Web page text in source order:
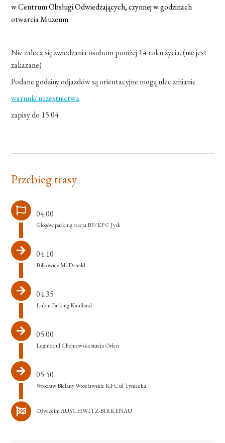
w Centrum Obsługi Odwiedzających, czynnej w godzinach
otwarcia Muzeum.
Nie zaleca się zwiedzania osobom poniżej 14 roku życia. (nie jest
zakazane)
Podane godziny odjazdów są orientacyjne mogą ulec zmianie
warunki uczestnictwa
zapisy do 15.04
Przebieg trasy
04:00
Głogów parking stacja BP/KFC Jysk
04:10
Polkowice McDonald
04:35
Lubin Parking Kaufland
05:00
Legnica ul Chojnowska stacja Orlen
05:50
Wrocław Bielany Wrocławskie KFC ul Tyniecka
Oświęcim AUSCHWITZ-BIRKENAU